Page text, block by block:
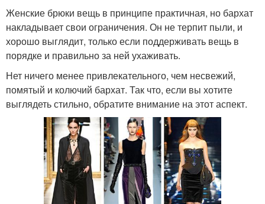
Женские брюки вещь в принципе практичная, но бархат
накладывает свои ограничения. Он не терпит пыли, и
хорошо выглядит, только если поддерживать вещь в
порядке и правильно за ней ухаживать.
Нет ничего менее привлекательного, чем несвежий,
помятый и колючий бархат. Так что, если вы хотите
выглядеть стильно, обратите внимание на этот аспект.